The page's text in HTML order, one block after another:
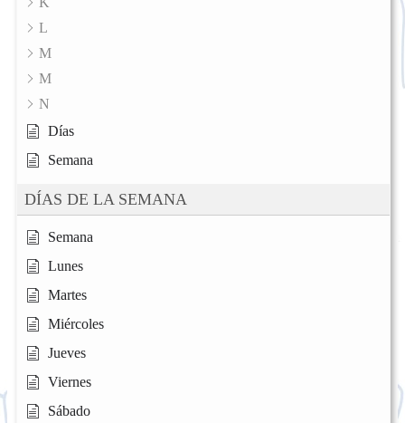
L
M
M
N
Días
Semana
DÍAS DE LA SEMANA
Semana
Lunes
Martes
Miércoles
Jueves
Viernes
Sábado